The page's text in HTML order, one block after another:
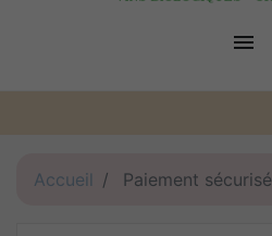

Accueil Paiement sécurisé